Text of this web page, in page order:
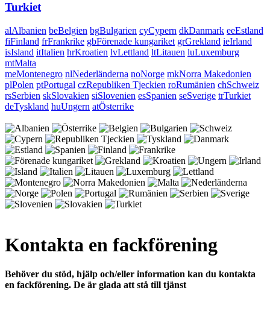
Turkiet
alAlbanien beBelgien bgBulgarien cyCypern dkDanmark eeEstland
fiFinland frFrankrike gbFörenade kungariket grGrekland ieIrland
isIsland itItalien hrKroatien lvLettland ltLitauen luLuxemburg
mtMalta
meMontenegro nlNederländerna noNorge mkNorra Makedonien
plPolen ptPortugal czRepubliken Tjeckien roRumänien chSchweiz
rsSerbien skSlovakien siSlovenien esSpanien seSverige trTurkiet
deTyskland huUngern atÖsterrike
Kontakta en fackförening
Behöver du stöd, hjälp och/eller information kan du kontakta
en fackförening. De är glada att stå till tjänst